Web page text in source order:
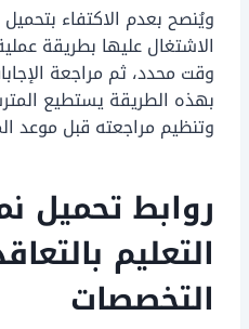
ويُنصح بعدم الاكتفاء
الاشتغال عليها بطريقة
وقت محدد، ثم مراجعة
بهذه الطريقة يستطيع
وتنظيم مراجعته قبل موعد
روابط تحميل
التعليم
التخصصات